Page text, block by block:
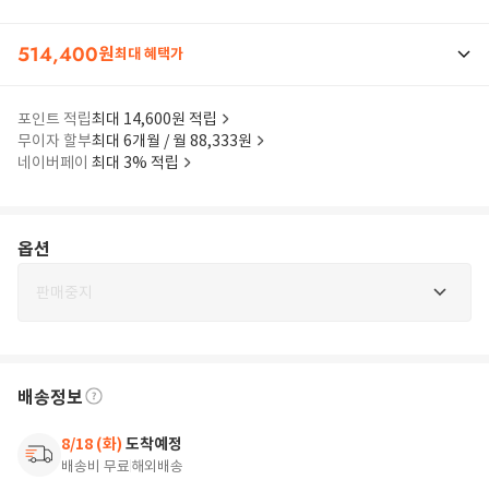
514,400원최대 혜택가
포인트 적립최대 14,600원 적립
무이자 할부최대 6개월 / 월 88,333원
네이버페이 최대 3% 적립
옵션
판매중지
배송정보
8/18 (화) 도착예정
배송비 무료해외배송